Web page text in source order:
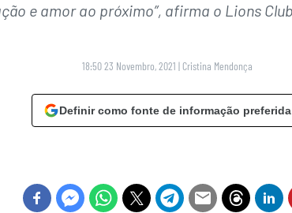
e amor ao próximo”, afirma o Lions
18:50 23 Novembro, 2021 | Cristina Mendonça
Definir como fonte de informação preferida